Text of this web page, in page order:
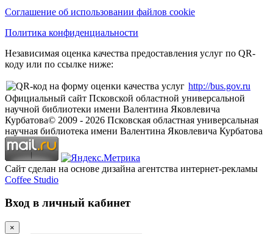
Соглашение об использовании файлов cookie
Политика конфиденциальности
Независимая оценка качества предоставления услуг по QR-
коду или по ссылке ниже:
http://bus.gov.ru
Официальный сайт Псковской областной универсальной
научной библиотеки имени Валентина Яковлевича
Курбатова© 2009 - 2026 Псковская областная универсальная
научная библиотека имени Валентина Яковлевича Курбатова
Сайт сделан на основе дизайна агентства интернет-рекламы
Coffee Studio
Вход в личный кабинет
×